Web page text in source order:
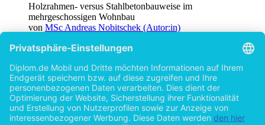
Holzrahmen- versus Stahlbetonbauweise im
mehrgeschossigen Wohnbau
von MSc Andreas Nobitschek (Autor:in)
Mietzinsminderung von Gastronomielokalen im
Lichte der COVID-19-Pandemie
vonMSc, MLS Andreas Nobitschek (Autor:in)
©2022 Masterarbeit 92 Seiten